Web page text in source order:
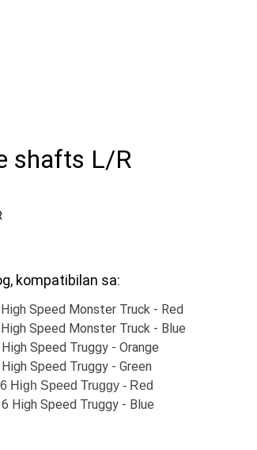
shafts L/R
kompatibilan sa:
Speed Monster Truck - Red
Speed Monster Truck - Blue
Speed Truggy - Orange
Speed Truggy - Green
High Speed Truggy - Red
High Speed Truggy - Blue